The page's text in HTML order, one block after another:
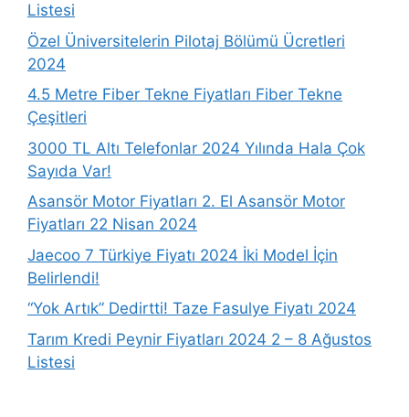
Listesi
Özel Üniversitelerin Pilotaj Bölümü Ücretleri
2024
4.5 Metre Fiber Tekne Fiyatları Fiber Tekne
Çeşitleri
3000 TL Altı Telefonlar 2024 Yılında Hala Çok
Sayıda Var!
Asansör Motor Fiyatları 2. El Asansör Motor
Fiyatları 22 Nisan 2024
Jaecoo 7 Türkiye Fiyatı 2024 İki Model İçin
Belirlendi!
“Yok Artık” Dedirtti! Taze Fasulye Fiyatı 2024
Tarım Kredi Peynir Fiyatları 2024 2 – 8 Ağustos
Listesi